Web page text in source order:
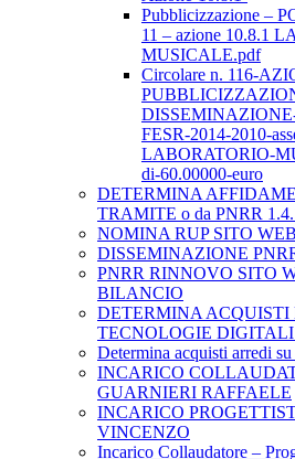
Pubblicizzazione –
11 – azione 10.8.1
MUSICALE.pdf
Circolare n. 116-
FESR-2014-2010-
LABORATORIO-
di-60.00000-euro
DETERMINA
TRAMITE o da PNRR
NOMINA RUP SITO WEB
DISSEMINAZIONE
PNRR RINNOVO SITO
BILANCIO
DETERMINA ACQUISTI
TECNOLOGIE
Determina acquisti arredi
INCARICO
GUARNIERI RAFFAELE
INCARICO
VINCENZO
Incarico Collaudatore –